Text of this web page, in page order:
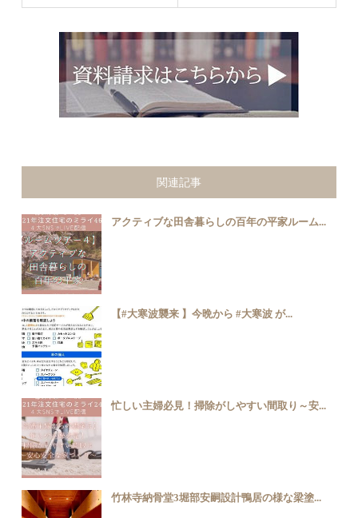
関連記事
アクティブな田舎暮らしの百年の平家ルーム...
【#大寒波襲来 】今晩から #大寒波 が...
忙しい主婦必見！掃除がしやすい間取り～安...
竹林寺納骨堂3堀部安嗣設計鴨居の様な梁塗...